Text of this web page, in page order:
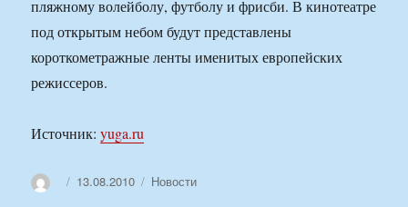
пляжному волейболу, футболу и фрисби. В кинотеатре
под открытым небом будут представлены
короткометражные ленты именитых европейских
режиссеров.
Источник:yuga.ru
АвторОпубликовано
13.08.2010 Рубрики
Новости